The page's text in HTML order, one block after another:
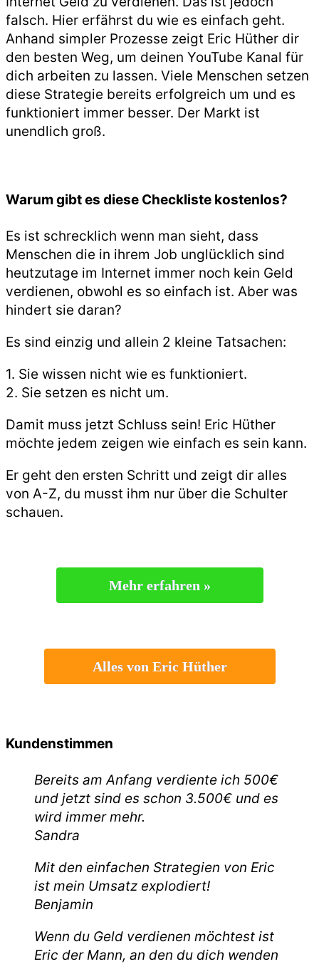
falsch. Hier erfährst du wie es einfach geht.
Anhand simpler Prozesse zeigt Eric Hüther dir
den besten Weg, um deinen YouTube Kanal für
dich arbeiten zu lassen. Viele Menschen setzen
diese Strategie bereits erfolgreich um und es
funktioniert immer besser. Der Markt ist
unendlich groß.
Warum gibt es diese Checkliste kostenlos?
Es ist schrecklich wenn man sieht, dass
Menschen die in ihrem Job unglücklich sind
heutzutage im Internet immer noch kein Geld
verdienen, obwohl es so einfach ist. Aber was
hindert sie daran?
Es sind einzig und allein 2 kleine Tatsachen:
1. Sie wissen nicht wie es funktioniert.
2. Sie setzen es nicht um.
Damit muss jetzt Schluss sein! Eric Hüther
möchte jedem zeigen wie einfach es sein kann.
Er geht den ersten Schritt und zeigt dir alles
von A-Z, du musst ihm nur über die Schulter
schauen.
Mehr erfahren »
Alles von Eric Hüther
Kundenstimmen
Bereits am Anfang verdiente ich 500€
und jetzt sind es schon 3.500€ und es
wird immer mehr.
Sandra
Mit den einfachen Strategien von Eric
ist mein Umsatz explodiert!
Benjamin
Wenn du Geld verdienen möchtest ist
Eric der Mann, an den du dich wenden